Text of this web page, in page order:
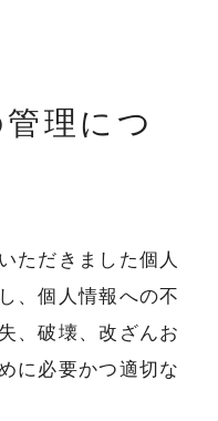
理につ
ただきました個人
、個人情報への不
、破壊、改ざんお
に必要かつ適切な